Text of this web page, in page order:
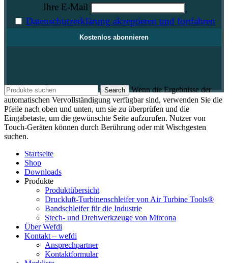
Ihre E-Mail
Datenschutzerklärung akzeptieren und fortfahren
Search
Wenn die Ergebnisse der
automatischen Vervollständigung verfügbar sind, verwenden Sie die
Pfeile nach oben und unten, um sie zu überprüfen und die
Eingabetaste, um die gewünschte Seite aufzurufen. Nutzer von
Touch-Geräten können durch Berührung oder mit Wischgesten
suchen.
Startseite
Shop
Downloads
Produkte
Produktübersicht
Druckluft-Turbinenschleifer von Air Turbine Tools®
Bandschleifer für die Industrie
Stech- und Drehwerkzeuge von Mircona
Über Wefdi
Kontakt – wefdi
Ansprechpartner
Kontaktformular